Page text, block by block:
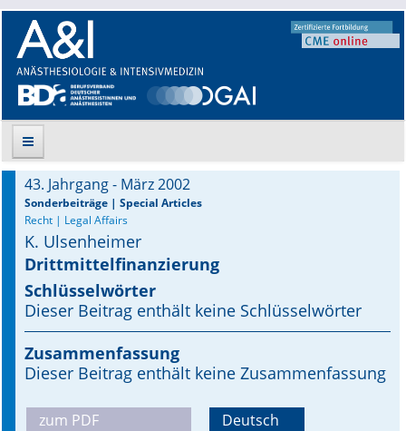
Suche
Aktuelle Ausgabe
Leitlinien
Archiv
Supplements
43. Jahrgang - März 2002
Sonderbeiträge | Special Articles
Recht | Legal Affairs
K. Ulsenheimer
Drittmittelfinanzierung
Schlüsselwörter
Dieser Beitrag enthält keine Schlüsselwörter
Zusammenfassung
Dieser Beitrag enthält keine Zusammenfassung
zum PDF
Deutsch